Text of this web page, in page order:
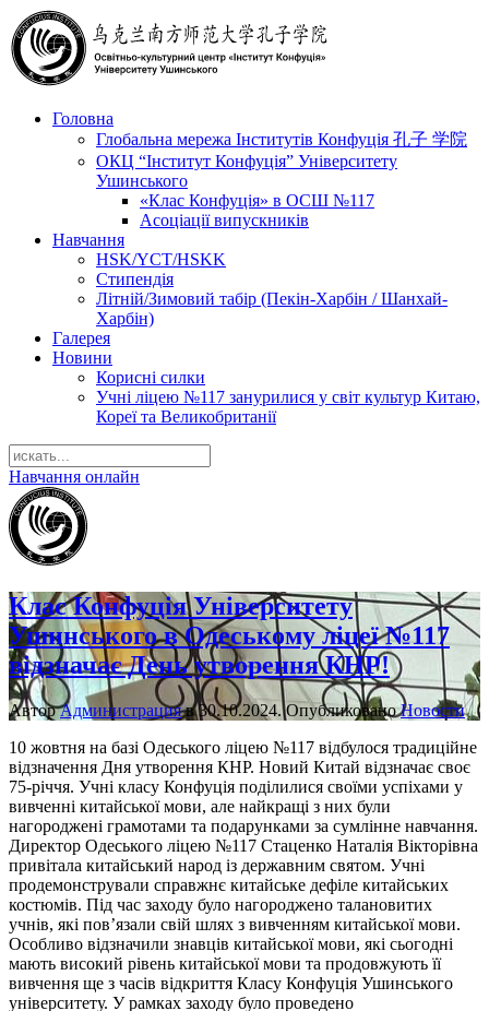
Головна
Глобальна мережа Інститутів Конфуція 孔子 学院
ОКЦ “Інститут Конфуція” Університету
Ушинського
«Клас Конфуція» в ОСШ №117
Асоціації випускників
Навчання
HSK/YCT/HSKK
Стипендія
Літній/Зимовий табір (Пекін-Харбін / Шанхай-
Харбін)
Галерея
Новини
Корисні силки
Учні ліцею №117 занурилися у світ культур Китаю,
Кореї та Великобританії
Навчання онлайн
Клас Конфуція Університету
Ушинського в Одеському ліцеї №117
відзначає День утворення КНР!
АвторАдминистрацияв30.10.2024. ОпубликованоНовости
10 жовтня на базі Одеського ліцею №117 відбулося традиційне
відзначення Дня утворення КНР. Новий Китай відзначає своє
75-річчя. Учні класу Конфуція поділилися своїми успіхами у
вивченні китайської мови, але найкращі з них були
нагороджені грамотами та подарунками за сумлінне навчання.
Директор Одеського ліцею №117 Стаценко Наталія Вікторівна
привітала китайський народ із державним святом. Учні
продемонстрували справжнє китайське дефіле китайських
костюмів. Під час заходу було нагороджено талановитих
учнів, які пов’язали свій шлях з вивченням китайської мови.
Особливо відзначили знавців китайської мови, які сьогодні
мають високий рівень китайської мови та продовжують її
вивчення ще з часів відкриття Класу Конфуція Ушинського
університету. У рамках заходу було проведено